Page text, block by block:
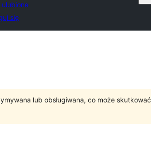
ulubione
się
lub obsługiwana, co może skutkować